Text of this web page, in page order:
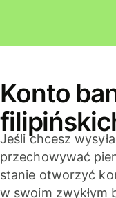
Konto
Jeśli chcesz
przechowywać
stanie otworzyć
w swoim zwykłym